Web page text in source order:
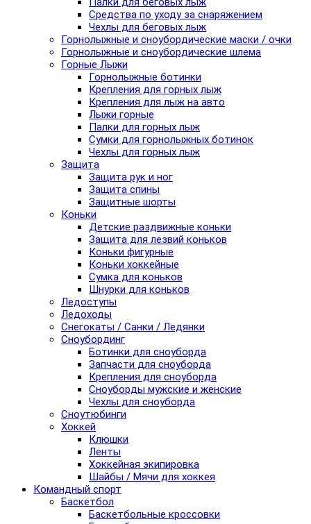
Средства по уходу за снаряжением
Чехлы для беговых лыж
Горнолыжные и сноубордические маски / очки
Горнолыжные и сноубордические шлема
Горные Лыжи
Горнолыжные ботинки
Крепления для горных лыж
Крепления для лыж на авто
Лыжи горные
Палки для горных лыж
Сумки для горнолыжных ботинок
Чехлы для горных лыж
Защита
Защита рук и ног
Защита спины
Защитные шорты
Коньки
Детские раздвижные коньки
Защита для лезвий коньков
Коньки фигурные
Коньки хоккейные
Сумка для коньков
Шнурки для коньков
Ледоступы
Ледоходы
Снегокаты / Санки / Ледянки
Сноубординг
Ботинки для сноуборда
Запчасти для сноуборда
Крепления для сноуборда
Сноуборды мужские и женские
Чехлы для сноуборда
Сноутюбинги
Хоккей
Клюшки
Ленты
Хоккейная экипировка
Шайбы / Мячи для хоккея
Командный спорт
Баскетбол
Баскетбольные кроссовки